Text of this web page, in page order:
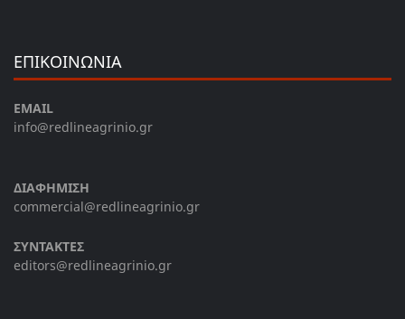
ΕΠΙΚΟΙΝΩΝΙΑ
EMAIL
info@redlineagrinio.gr
ΔΙΑΦΗΜΙΣΗ
commercial@redlineagrinio.gr
ΣΥΝΤΑΚΤΕΣ
editors@redlineagrinio.gr